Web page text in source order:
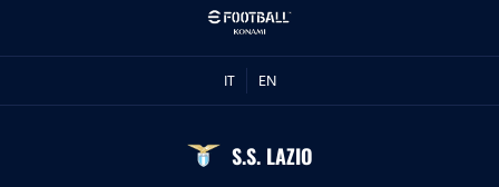
IT EN
S.S. LAZIO